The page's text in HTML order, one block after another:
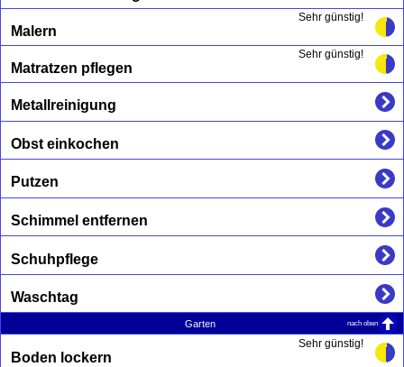
Sehr günstig!
Malern
Sehr günstig!
Matratzen pflegen
Metallreinigung
Obst einkochen
Putzen
Schimmel entfernen
Schuhpflege
Waschtag
Garten nach oben
Sehr günstig!
Boden lockern